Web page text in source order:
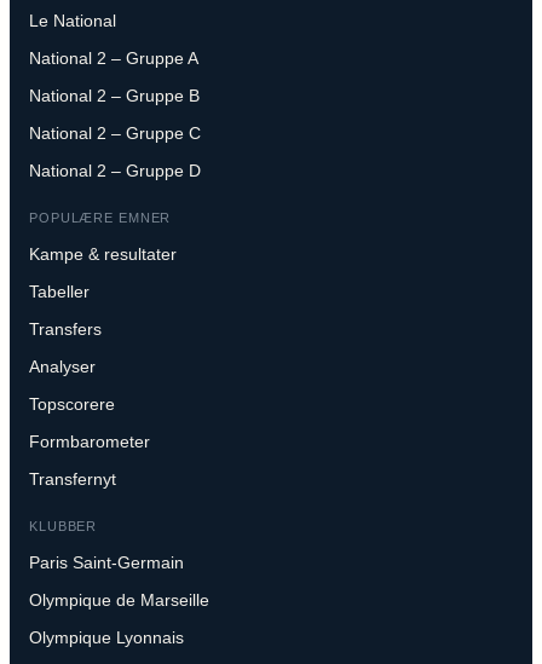
Le National
National 2 – Gruppe A
National 2 – Gruppe B
National 2 – Gruppe C
National 2 – Gruppe D
POPULÆRE EMNER
Kampe & resultater
Tabeller
Transfers
Analyser
Topscorere
Formbarometer
Transfernyt
KLUBBER
Paris Saint-Germain
Olympique de Marseille
Olympique Lyonnais